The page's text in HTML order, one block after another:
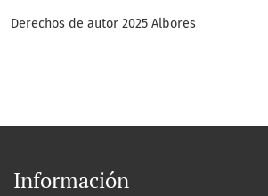
Derechos de autor 2025 Albores
Información